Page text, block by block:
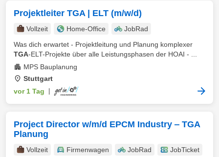
Projektleiter TGA | ELT (m/w/d)
Vollzeit Home-Office
JobRad
Was dich erwartet - Projektleitung und Planung komplexer
TGA-ELT-Projekte über alle Leistungsphasen der HOAI - ...
MPS Bauplanung
Stuttgart
vor 1 Tag
Project Director w/m/d EPCM Industry ‒ TGA
Planung
Vollzeit Firmenwagen JobRad
JobTicket